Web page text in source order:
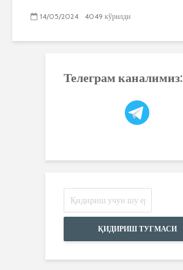
14/05/2024 4049 кўрилди
Телеграм каналимиз:
ҚИДИРИШ ТУГМАСИ